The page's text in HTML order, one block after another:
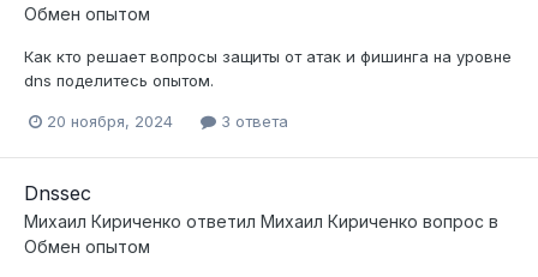
Обмен опытом
Как кто решает вопросы защиты от атак и фишинга на уровне
dns поделитесь опытом.
20 ноября, 2024 3 ответа
Dnssec
Михаил Кириченко ответил Михаил Кириченко вопрос в
Обмен опытом